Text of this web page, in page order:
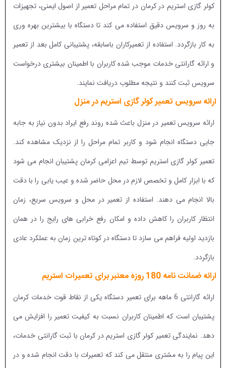
کولر گازی استریم در کرمان در تمام مراحل تعمیر از اصول ایمنی، تجهیزات
به روز و سرویس دقیق استفاده می کند تا دستگاه با بیشترین بهره وری
به کار بازگردد. استفاده از تعمیرکاران باسابقه، پشتیبانی کامل بعد از تعمیر
و ارائه گارانتی خدمات موجب شده کاربران با اطمینان بیشتری درخواست
سرویس ثبت کنند و نتیجه مطلوب دریافت نمایند.
ارائه سرویس تعمیر کولر گازی استریم در منزل
ارائه سرویس تعمیر در منزل باعث شده روند رفع ایراد بدون نیاز به جابه
جایی دستگاه انجام شود و کاربر تمام مراحل را از نزدیک مشاهده کند.
تعمیر کولر گازی استریم توسط تیم اعزامی کرمان پشتیبان انجام می شود
که با ابزار کامل و تخصص لازم در محل حاضر شده و عیب یابی را با دقت
بالا انجام می دهند. استفاده از تعمیر در محل و سرویس سریع، زمان
انتظار کاربران را کاهش داده و امکان رفع خرابی های رایج را در همان
بازدید اولیه فراهم می سازد تا دستگاه در کوتاه ترین زمان به عملکرد عادی
بازگردد.
ارائه ضمانت نامه 180 روزه معتبر برای تعمیرات استریم
ارائه گارانتی 6 ماهه برای تعمیر دستگاه یکی از نقاط قوت خدمات کرمان
پشتیبان است که اطمینان کاربران نسبت به کیفیت تعمیر را افزایش می
دهد. نمایندگی تعمیر کولر گازی استریم در کرمان با ثبت گارانتی خدمات،
این پیام را به مشتری منتقل می کند که تعمیرات با دقت انجام شده و در